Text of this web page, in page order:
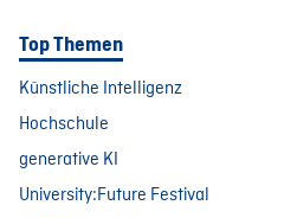
Top Themen
Künstliche Intelligenz
Hochschule
generative KI
University:Future Festival